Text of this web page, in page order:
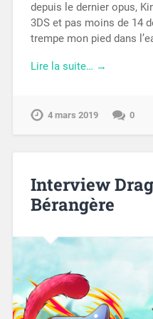
depuis le dernier opus,
3DS et pas moins de 14
trempe mon pied dans
Lire la suite… →
4 mars 2019 0
Interview
Bérangère